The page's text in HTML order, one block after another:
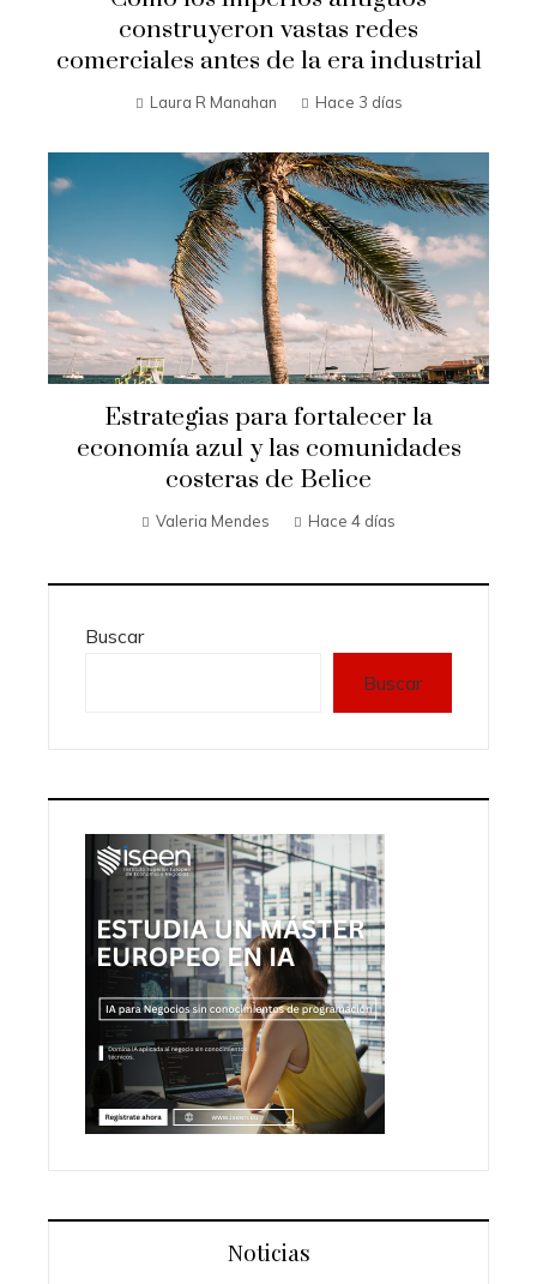
construyeron vastas redes
comerciales antes de la era industrial
Laura R Manahan Hace 3 días
Estrategias para fortalecer la
economía azul y las comunidades
costeras de Belice
Valeria Mendes Hace 4 días
Buscar
Buscar
Noticias